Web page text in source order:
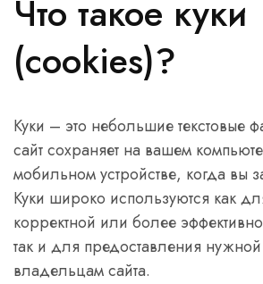
Что такое куки
(cookies)?
Куки – это небольшие текстовые
сайт сохраняет на вашем
мобильном устройстве, когда вы
Куки широко используются как
корректной или более
так и для предоставления
владельцам сайта.